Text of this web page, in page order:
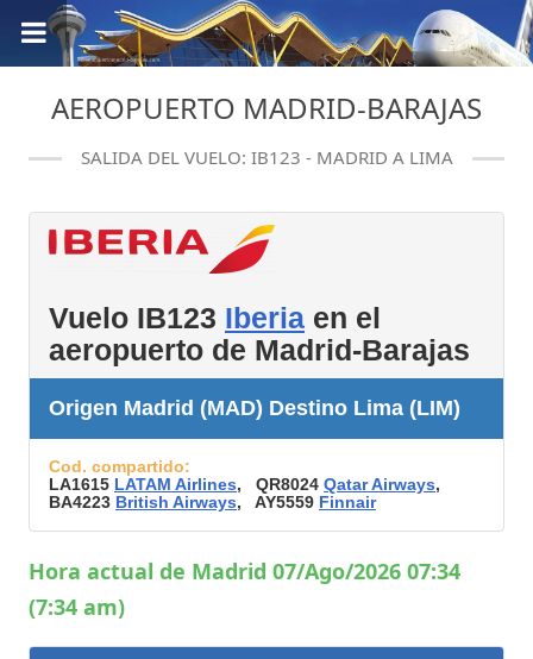
AEROPUERTO MADRID-BARAJAS
SALIDA DEL VUELO: IB123 - MADRID A LIMA
Vuelo IB123 Iberia en el
aeropuerto de Madrid-Barajas
Origen Madrid (MAD) Destino Lima (LIM)
Cod. compartido:
LA1615 LATAM Airlines, QR8024 Qatar Airways,
BA4223 British Airways, AY5559 Finnair
Hora actual de Madrid 07/Ago/2026 07:34
(7:34 am)